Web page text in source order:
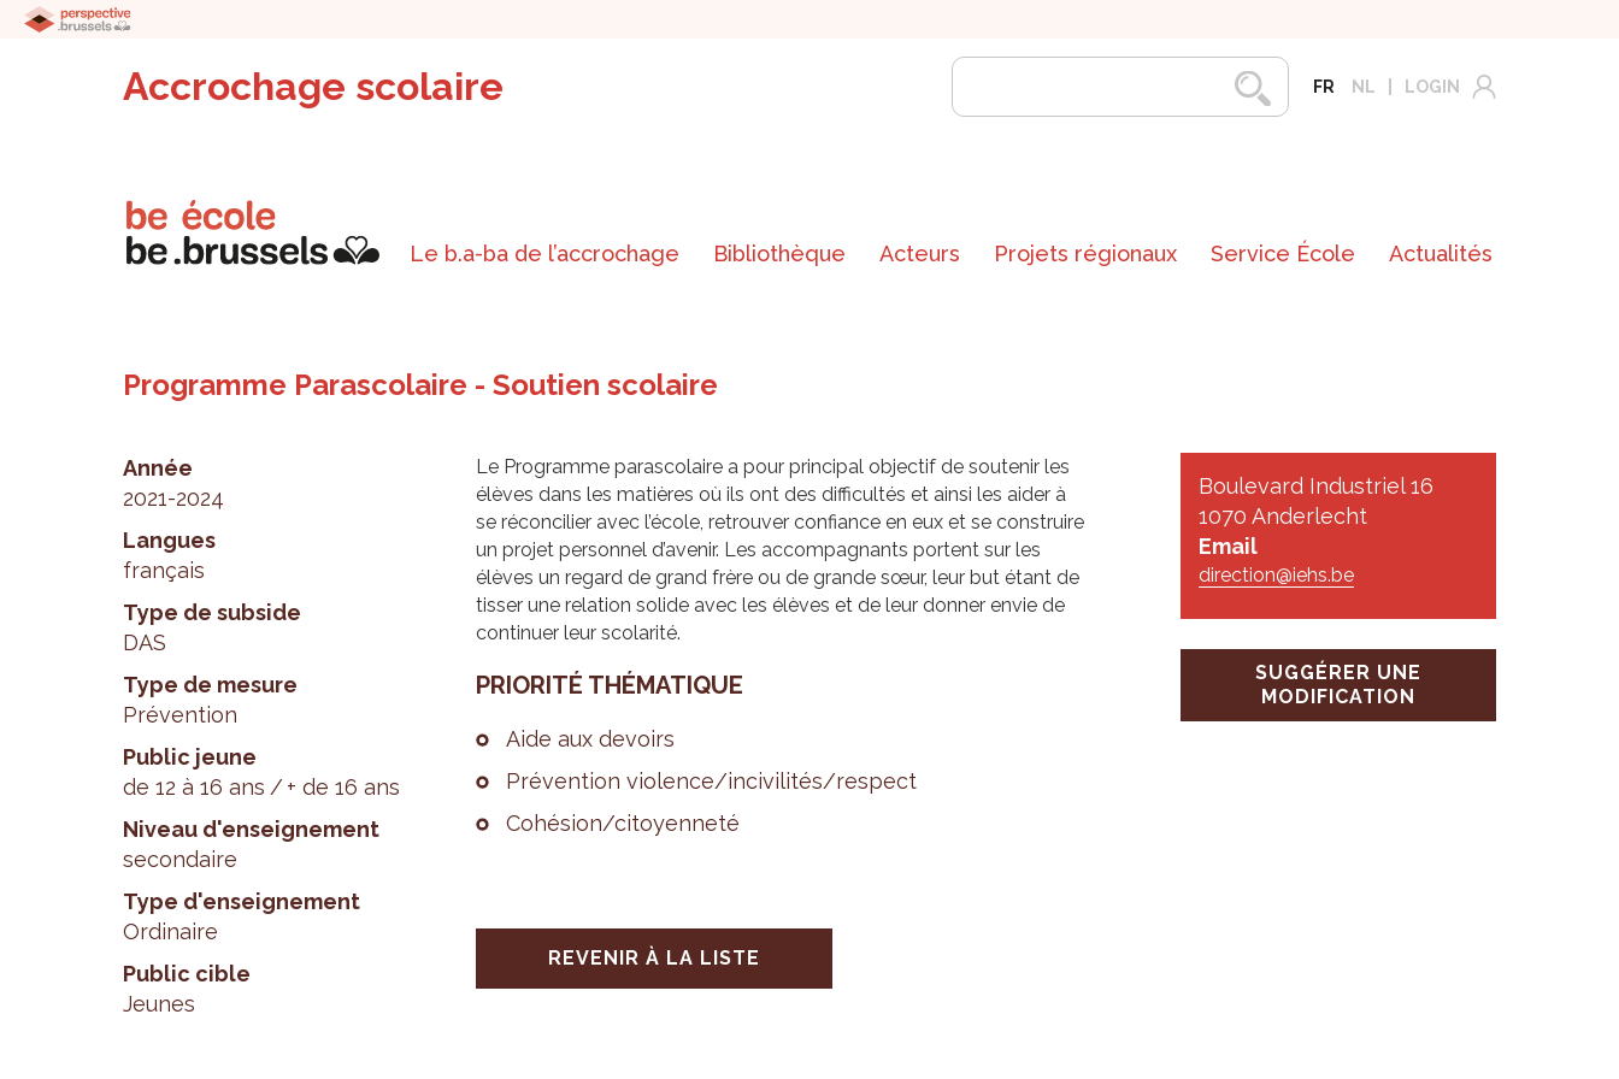
Accrochage scolaire FR NL LOGIN
Le b.a-ba de l’accrochage Bibliothèque Acteurs Projets régionaux Service École Actualités
Programme Parascolaire - Soutien scolaire
Année
2021-2024
Langues
français
Type de subside
DAS
Type de mesure
Prévention
Public jeune
de 12 à 16 ans
+ de 16 ans
Niveau d'enseignement
secondaire
Type d'enseignement
Ordinaire
Public cible
Jeunes
Boulevard Industriel 16
1070 Anderlecht
Email
direction@iehs.be
SUGGÉRER UNE
MODIFICATION
Le Programme parascolaire a pour principal objectif de soutenir les
élèves dans les matières où ils ont des difficultés et ainsi les aider à
se réconcilier avec l’école, retrouver confiance en eux et se construire
un projet personnel d’avenir. Les accompagnants portent sur les
élèves un regard de grand frère ou de grande sœur, leur but étant de
tisser une relation solide avec les élèves et de leur donner envie de
continuer leur scolarité.
PRIO­RITÉ THÉ­MA­TIQUE
Aide aux devoirs
Pré­ven­tion vio­lence/inci­vi­li­tés/res­pect
Cohé­sion/citoyen­neté
REVENIR À LA LISTE